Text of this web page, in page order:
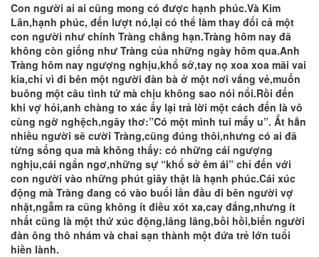
Con người ai ai cũng mong có được hạnh phúc.Và Kim
Lân,hạnh phúc, đến lượt nó,lại có thể làm thay đổi cả một
con người như chính Tràng chẳng hạn.Tràng hôm nay đã
không còn giống như Tràng của những ngày hôm qua.Anh
Tràng hôm nay ngượng nghịu,khổ sở,tay nọ xoa xoa mãi vai
kia,chỉ vì đi bên một người đàn bà ở một nơi vắng vẻ,muốn
buông một câu tình tứ mà chịu không sao nói nổi.Rồi đến
khi vợ hỏi,anh chàng to xác ấy lại trả lời một cách đến là vô
cùng ngờ nghệch,ngây thơ:”Có một mình tui mấy u”. Ắt hẳn
nhiều người sẽ cười Tràng,cũng đúng thôi,nhưng có ai đã
từng sống qua mà không thấy: có những cái ngượng
nghịu,cái ngẩn ngơ,những sự “khổ sở êm ái” chỉ đến với
con người vào những phút giây thật là hạnh phúc.Cái xúc
động mà Tràng đang có vào buổi lần đầu đi bên người vợ
nhặt,ngẫm ra cũng không ít điều xót xa,cay đắng,nhưng ít
nhất cũng là một thứ xúc động,lâng lâng,bồi hồi,biến người
đàn ông thô nhám và chai sạn thành một đứa trẻ lớn tuổi
hiền lành.